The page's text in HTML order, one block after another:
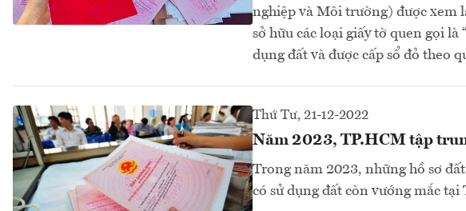
nghiệp và Môi trường) được xem
sở hữu các loại giấy tờ quen gọi là
dụng đất và được cấp sổ đỏ theo
Thứ Tư, 21-12-2022
Năm 2023, TP.HCM tập
Trong năm 2023, những hồ sơ
có sử dụng đất còn vướng mắc